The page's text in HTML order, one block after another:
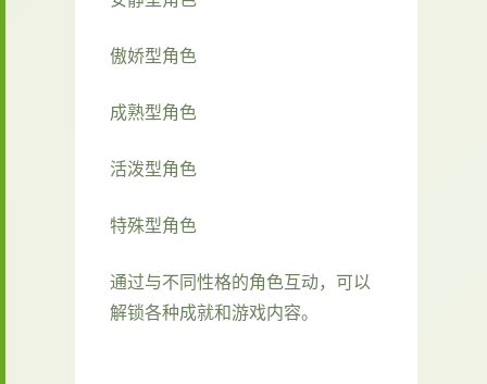
傲娇型角色
成熟型角色
活泼型角色
特殊型角色
通过与不同性格的角色互动，可以
解锁各种成就和游戏内容。